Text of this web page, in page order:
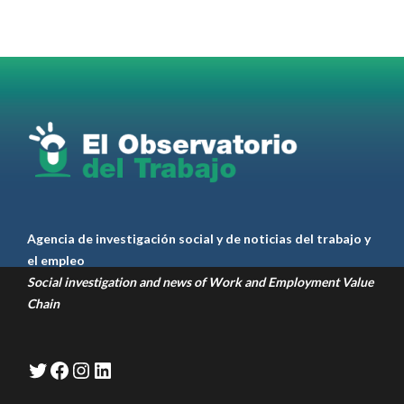
RT@casdcamioneros
1 1 Twitter
Agencia de investigación social y de noticias del trabajo y
el empleo
Social investigation and news of Work and Employment Value
Chain
Twitter
Facebook
Instagram
LinkedIn